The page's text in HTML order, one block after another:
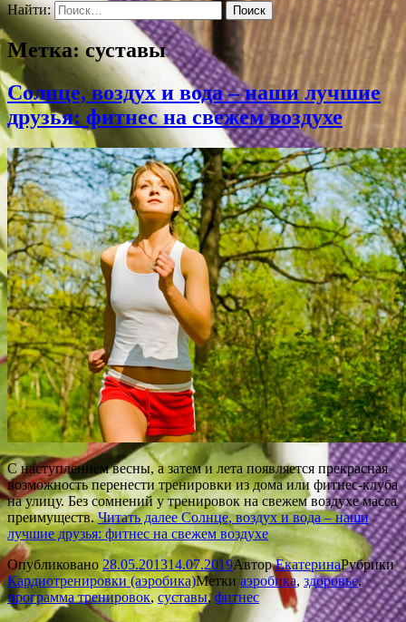
Найти:
Метка:суставы
Солнце, воздух и вода – наши лучшие
друзья: фитнес на свежем воздухе
С наступлением весны, а затем и лета появляется прекрасная
возможность перенести тренировки из дома или фитнес-клуба
на улицу. Без сомнений у тренировок на свежем воздухе масса
преимуществ.Читать далееСолнце, воздух и вода – наши
лучшие друзья: фитнес на свежем воздухе
Опубликовано 28.05.201314.07.2019АвторЕкатеринаРубрики
Кардиотренировки (аэробика)Метки аэробика, здоровье,
программа тренировок, суставы,фитнес